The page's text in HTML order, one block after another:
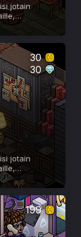
jotain
30
30
jotain
199